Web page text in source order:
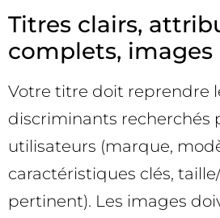
Titres clairs,
complets, images
Votre titre doit reprendre
discriminants recherchés
utilisateurs (marque,
caractéristiques clés,
pertinent). Les images